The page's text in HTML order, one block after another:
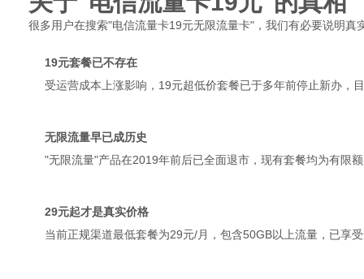
很多用户在搜索"电信流量卡19元无限流量卡"，我们有必要说明真
19元套餐已不存在
受运营成本上涨影响，19元超低价套餐已于多年前停止新办，
无限流量早已成历史
"无限流量"产品在2019年前后已全面退市，现有套餐均为有限
29元起才是真实价格
当前正规渠道最低套餐为29元/月，包含50GB以上流量，已享